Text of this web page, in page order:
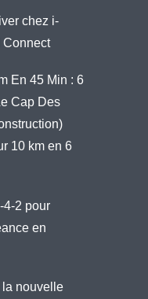
chez i-
Connect
En 45 Min : 6
Cap Des
10 km en 6
4-2 pour
en
nouvelle